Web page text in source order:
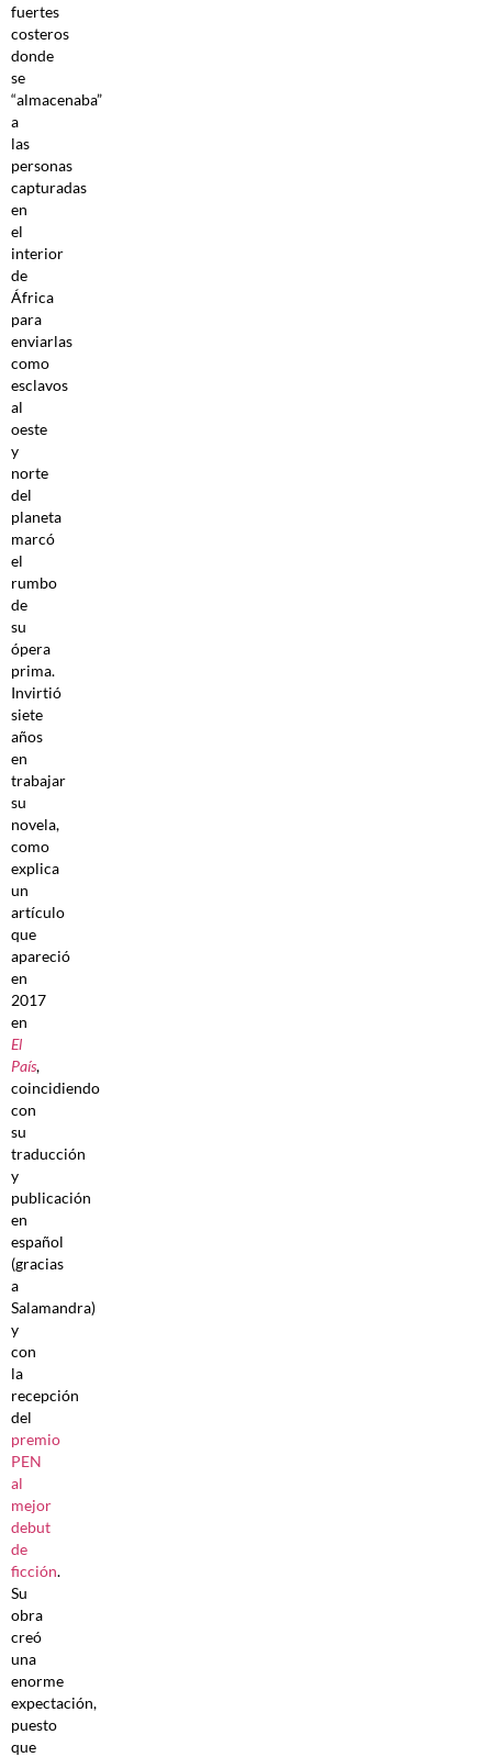
fuertes
costeros
donde
se
“almacenaba”
a
las
personas
capturadas
en
el
interior
de
África
para
enviarlas
como
esclavos
al
oeste
y
norte
del
planeta
marcó
el
rumbo
de
su
ópera
prima.
Invirtió
siete
años
en
trabajar
su
novela,
como
explica
un
artículo
que
apareció
en
2017
en
El
País,
coincidiendo
con
su
traducción
y
publicación
en
español
(gracias
a
Salamandra)
y
con
la
recepción
del
premio
PEN
al
mejor
debut
de
ficción.
Su
obra
creó
una
enorme
expectación,
puesto
que